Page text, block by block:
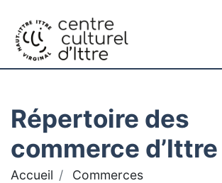
Répertoire des
commerce d’Ittre
Accueil Commerces